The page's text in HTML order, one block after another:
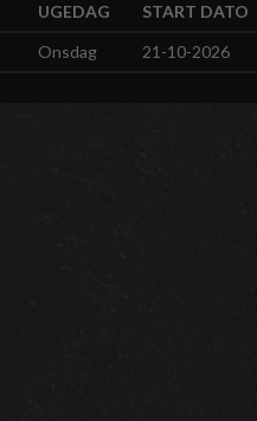
UGEDAG START DATO
Onsdag 21-10-2026